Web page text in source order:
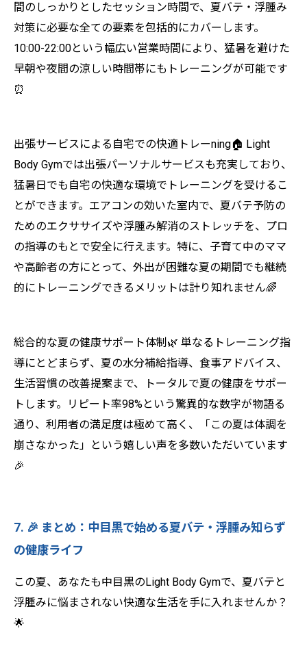
間のしっかりとしたセッション時間で、夏バテ・浮腫み
対策に必要な全ての要素を包括的にカバーします。
10:00-22:00という幅広い営業時間により、猛暑を避けた
早朝や夜間の涼しい時間帯にもトレーニングが可能です
⏰
出張サービスによる自宅での快適トレーning🏠 Light
Body Gymでは出張パーソナルサービスも充実しており、
猛暑日でも自宅の快適な環境でトレーニングを受けるこ
とができます。エアコンの効いた室内で、夏バテ予防の
ためのエクササイズや浮腫み解消のストレッチを、プロ
の指導のもとで安全に行えます。特に、子育て中のママ
や高齢者の方にとって、外出が困難な夏の期間でも継続
的にトレーニングできるメリットは計り知れません🌈
総合的な夏の健康サポート体制🌿 単なるトレーニング指
導にとどまらず、夏の水分補給指導、食事アドバイス、
生活習慣の改善提案まで、トータルで夏の健康をサポー
トします。リピート率98%という驚異的な数字が物語る
通り、利用者の満足度は極めて高く、「この夏は体調を
崩さなかった」という嬉しい声を多数いただいています
🎉
7. 🎉 まとめ：中目黒で始める夏バテ・浮腫み知らず
の健康ライフ
この夏、あなたも中目黒のLight Body Gymで、夏バテと
浮腫みに悩まされない快適な生活を手に入れませんか？
🌟